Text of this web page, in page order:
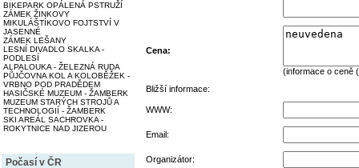
BIKEPARK OPÁLENÁ PSTRUŽÍ
ZÁMEK ŽINKOVY
MIKULÁŠTÍKOVO FOJTSTVÍ V
JASENNÉ
ZÁMEK LEŠANY
LESNÍ DIVADLO SKALKA -
PODLESÍ
ALPALOUKA - ŽELEZNÁ RUDA
PŮJČOVNA KOL A KOLOBĚŽEK -
VRBNO POD PRADĚDEM
HASIČSKÉ MUZEUM - ŽAMBERK
MUZEUM STARÝCH STROJŮ A
TECHNOLOGIÍ - ŽAMBERK
SKI AREÁL SACHROVKA -
ROKYTNICE NAD JIZEROU
Počasí v ČR
Cena:
(informace o ceně
Bližší informace:
WWW:
Email:
Organizátor: